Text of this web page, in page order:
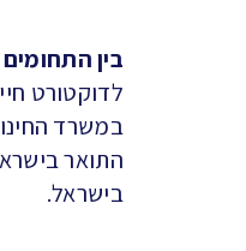
בין
לדוקטורט
במשרד
התואר
בישראל.